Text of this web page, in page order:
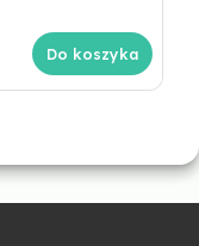
Do koszyka